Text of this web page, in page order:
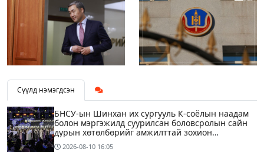
Сүүлд нэмэгдсэн
БНСУ-ын Шинхан их сургууль К-соёлын наадам
болон мэргэжилд суурилсан боловсролын сайн
дурын хөтөлбөрийг амжилттай зохион
байгууллаа
2026-08-10 16:05